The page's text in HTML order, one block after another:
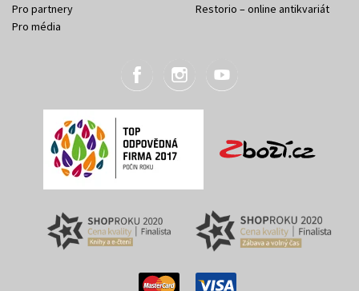
Pro partnery
Pro média
Restorio – online antikvariát